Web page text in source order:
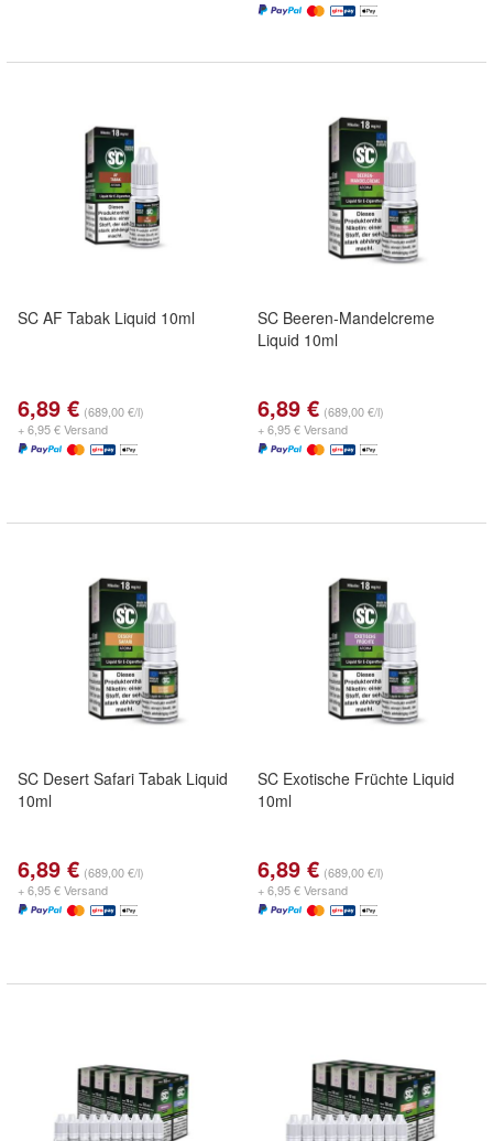
SC AF Tabak Liquid 10ml
6,89 € (689,00 €/l)
+ 6,95 € Versand
SC Beeren-Mandelcreme
Liquid 10ml
6,89 € (689,00 €/l)
+ 6,95 € Versand
SC Desert Safari Tabak Liquid
10ml
6,89 € (689,00 €/l)
+ 6,95 € Versand
SC Exotische Früchte Liquid
10ml
6,89 € (689,00 €/l)
+ 6,95 € Versand